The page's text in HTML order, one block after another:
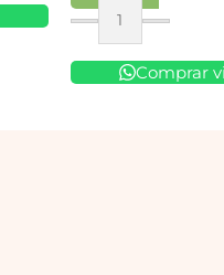
Comprar